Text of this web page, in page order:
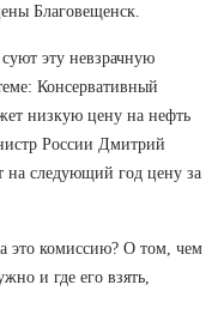
Благовещенск.
эту невзрачную
Консервативный
низкую цену на нефть
России Дмитрий
на следующий год цену за
это комиссию? О том, чем
и где его взять,